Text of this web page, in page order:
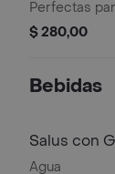
Perfectas
entrada.
$ 280,00
Bebidas
Salus con
Agua